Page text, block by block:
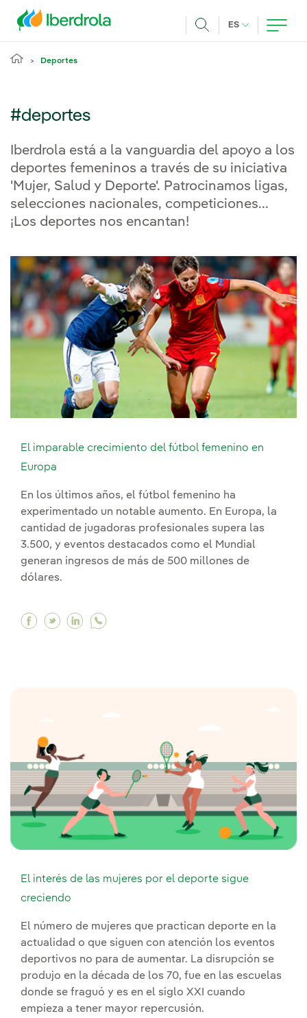
ES IDIOMA
Deportes
#deportes
Iberdrola está a la vanguardia del apoyo a los
deportes femeninos a través de su iniciativa
'Mujer, Salud y Deporte'. Patrocinamos ligas,
selecciones nacionales, competiciones...
¡Los deportes nos encantan!
El imparable crecimiento del fútbol femenino en
Europa
En los últimos años, el fútbol femenino ha
experimentado un notable aumento. En Europa, la
cantidad de jugadoras profesionales supera las
3.500, y eventos destacados como el Mundial
generan ingresos de más de 500 millones de
dólares.
Facebook El imparable crecimiento del fútbol
Twitter El imparable crecimiento del
Linkedin El imparable crecimiento del
El interés de las mujeres por el deporte sigue
creciendo
El número de mujeres que practican deporte en la
actualidad o que siguen con atención los eventos
deportivos no para de aumentar. La disrupción se
produjo en la década de los 70, fue en las escuelas
donde se fraguó y es en el siglo XXI cuando
empieza a tener mayor repercusión.